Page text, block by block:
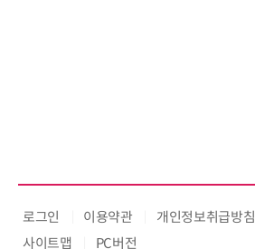
로그인 이용약관 개인정보취급방침
사이트맵
PC버전